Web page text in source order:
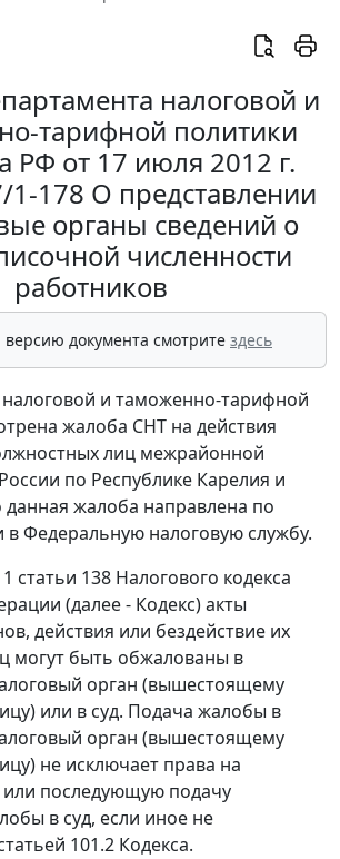
налоговой и
тарифной политики
от 17 июля 2012 г.
1-178 О представлении
органы сведений о
численности
работников
версию документа смотрите здесь
и таможенно-тарифной
жалоба СНТ на действия
лиц межрайонной
по Республике Карелия и
данная жалоба направлена по
в Федеральную налоговую службу.
статьи 138 Налогового кодекса
(далее - Кодекс) акты
действия или бездействие их
могут быть обжалованы в
орган (вышестоящему
или в суд. Подача жалобы в
орган (вышестоящему
не исключает права на
последующую подачу
в суд, если иное не
101.2 Кодекса.